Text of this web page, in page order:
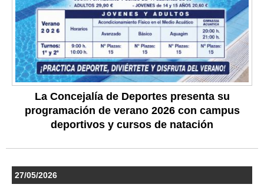
La Concejalía de Deportes presenta su
programación de verano 2026 con campus
deportivos y cursos de natación
27/05/2026